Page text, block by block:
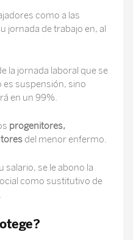
como a las
jornada de trabajo en, al
la jornada laboral que se
es suspensión, sino
en un 99%.
progenitores,
del menor enfermo.
salario, se le abono la
como sustitutivo de